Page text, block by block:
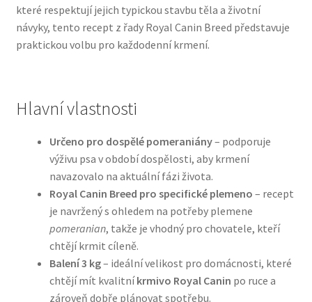
Brit pro psy
Granule pro psy
přírodními složkami
Happy Dog — Německá kvalita a přirozené složení
Hill’s pro psy
Hračky pro psy
Konzervy a kapsičky pro psy
N&D Farmina pro psy — Italské holistic krmivo
které respektují jejich typickou stavbu těla a životní
návyky, tento recept z řady Royal Canin Breed představuje
praktickou volbu pro každodenní krmení.
Hlavní vlastnosti
Určeno pro dospělé pomeraniány– podporuje
výživu psa v období dospělosti, aby krmení
navazovalo na aktuální fázi života.
Royal Canin Breed pro specifické plemeno – recept
je navržený s ohledem na potřeby plemene
pomeranian, takže je vhodný pro chovatele, kteří
chtějí krmit cíleně.
Balení 3 kg– ideální velikost pro domácnosti, které
chtějí mít kvalitníkrmivo Royal Canin po ruce a
zároveň dobře plánovat spotřebu.